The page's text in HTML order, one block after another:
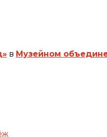
в Музейном